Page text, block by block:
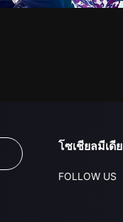
โซเชียลมีเดีย
FOLLOW US